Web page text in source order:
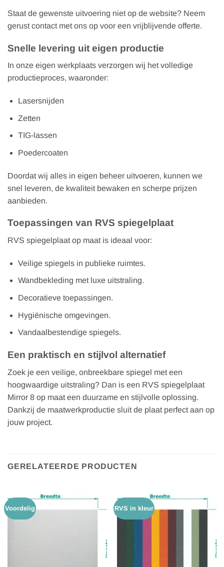
Staat de gewenste uitvoering niet op de website? Neem
gerust contact met ons op voor een vrijblijvende offerte.
Snelle levering uit eigen productie
In onze eigen werkplaats verzorgen wij het volledige
productieproces, waaronder:
Lasersnijden
Zetten
TIG-lassen
Poedercoaten
Doordat wij alles in eigen beheer uitvoeren, kunnen we
snel leveren, de kwaliteit bewaken en scherpe prijzen
aanbieden.
Toepassingen van RVS spiegelplaat
RVS spiegelplaat op maat is ideaal voor:
Veilige spiegels in publieke ruimtes.
Wandbekleding met luxe uitstraling.
Decoratieve toepassingen.
Hygiënische omgevingen.
Vandaalbestendige spiegels.
Een praktisch en stijlvol alternatief
Zoek je een veilige, onbreekbare spiegel met een
hoogwaardige uitstraling? Dan is een RVS spiegelplaat
Mirror 8 op maat een duurzame en stijlvolle oplossing.
Dankzij de maatwerkproductie sluit de plaat perfect aan op
jouw project.
GERELATEERDE PRODUCTEN
Voordelig RVS in kleur